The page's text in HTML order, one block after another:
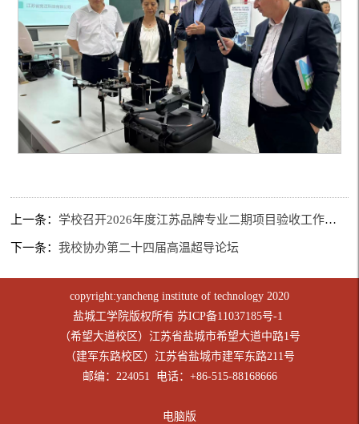
上一条： 学校召开2026年度江苏品牌专业二期项目验收工作布置会
下一条：我校协办第二十四届高温超导论坛
copyright:yancheng institute of technology 2020
盐城工学院版权所有 苏ICP备11037185号-1
（希望大道校区）江苏省盐城市希望大道中路1号
（建军东路校区）江苏省盐城市建军东路211号
邮编：224051 电话：+86-515-88168666
电脑版